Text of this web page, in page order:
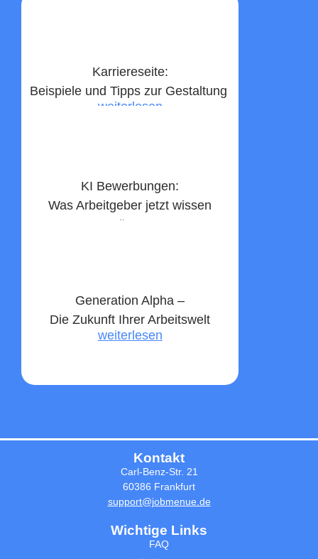
Karriereseite:
Beispiele und Tipps zur Gestaltung ​
weiterlesen
KI Bewerbungen:
Was Arbeitgeber jetzt wissen
müssen
Generation Alpha –
Die Zukunft Ihrer Arbeitswelt
weiterlesen
Kontakt
Carl-Benz-Str. 21
60386 Frankfurt
support@jobmenue.de
Wichtige Links
FAQ